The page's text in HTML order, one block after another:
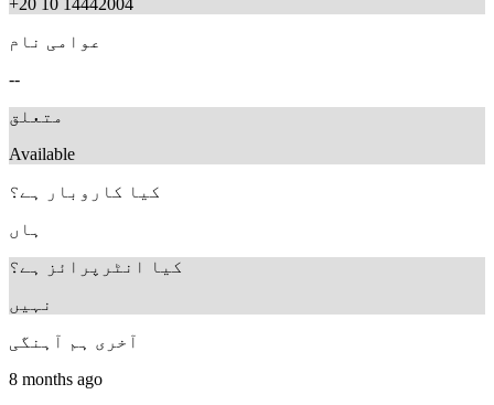
عوامی نام
--
متعلق
Available
کیا کاروبار ہے؟
ہاں
کیا انٹرپرائز ہے؟
نہیں
آخری ہم آہنگی
8 months ago